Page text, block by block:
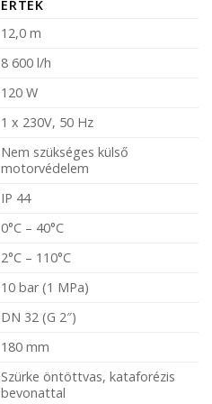
ÉRTÉK
12,0 m
8 600 l/h
120 W
1 x 230V, 50 Hz
Nem szükséges külső
motorvédelem
IP 44
0°C – 40°C
2°C – 110°C
10 bar (1 MPa)
DN 32 (G 2″)
180 mm
Szürke öntöttvas, kataforézis
bevonattal